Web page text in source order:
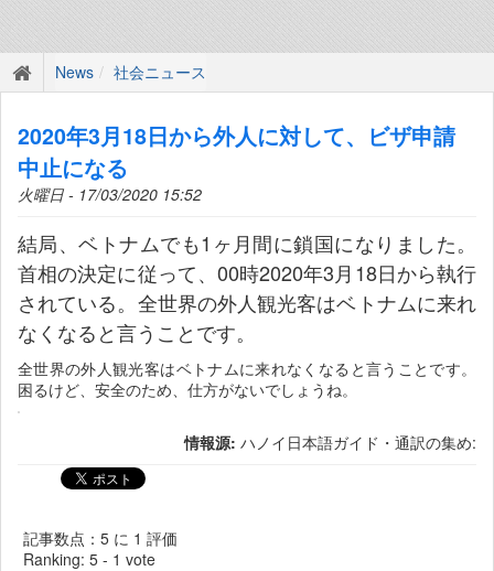
News 社会ニュース
2020年3月18日から外人に対して、ビザ申請
中止になる
火曜日 - 17/03/2020 15:52
結局、ベトナムでも1ヶ月間に鎖国になりました。
首相の決定に従って、00時2020年3月18日から執行
されている。全世界の外人観光客はベトナムに来れ
なくなると言うことです。
全世界の外人観光客はベトナムに来れなくなると言うことです。
困るけど、安全のため、仕方がないでしょうね。
情報源: ハノイ日本語ガイド・通訳の集め:
記事数点：5 に 1 評価
Ranking: 5 - 1 vote